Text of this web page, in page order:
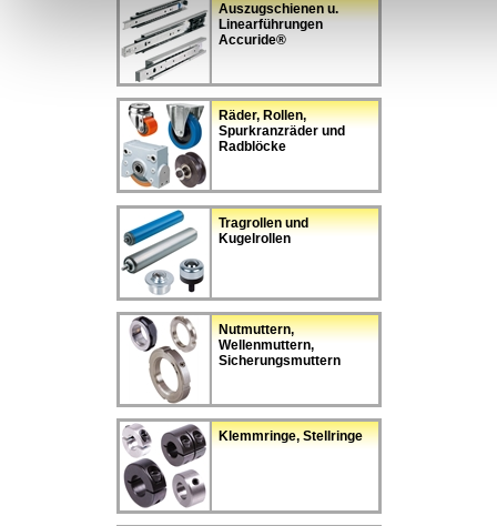
Auszugschienen u.
Linearführungen
Accuride®
Räder, Rollen,
Spurkranzräder und
Radblöcke
Tragrollen und
Kugelrollen
Nutmuttern,
Wellenmuttern,
Sicherungsmuttern
Klemmringe, Stellringe